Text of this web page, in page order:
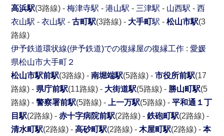
高浜駅(3路線) -梅津寺駅 -港山駅 - 三津駅 - 山西駅 -西
衣山駅 -衣山駅 -古町駅(3路線) - 大手町駅 -松山市駅(3
路線)
伊予鉄道環状線(伊予鉄道)での復縁屋の復縁工作 :愛媛
県松山市大手町２
松山市駅前駅(3路線) -南堀端駅(5路線) -市役所前駅(17
路線) - 県庁前駅(11路線) - 大街道駅(5路線) - 勝山町駅(5
路線) -警察署前駅(5路線) - 上一万駅(5路線) -平和通１丁
目駅(2路線) -赤十字病院前駅(2路線) -鉄砲町駅(2路線) -
清水町駅(2路線) -高砂町駅(2路線) -木屋町駅(2路線) -本